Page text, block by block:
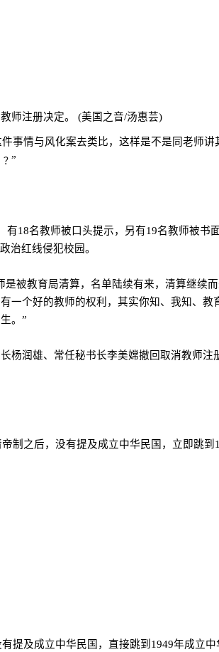
师注册决定。 (美国之音/汤惠芸)
事情与风化案去类比，这样是不是同老师讲
有18名教师被口头提示，另有19名教师被书
治红线侵犯校园。
被教育局清算，名单陆续有来，清算继续
一个好的教师的权利，其实你知、我知、教
。”
杨润雄、常任秘书长李美嫦撤回取消教师注
制之后，没有提及成立中华民国，立即跳到
提及成立中华民国，直接跳到 1949年成立中